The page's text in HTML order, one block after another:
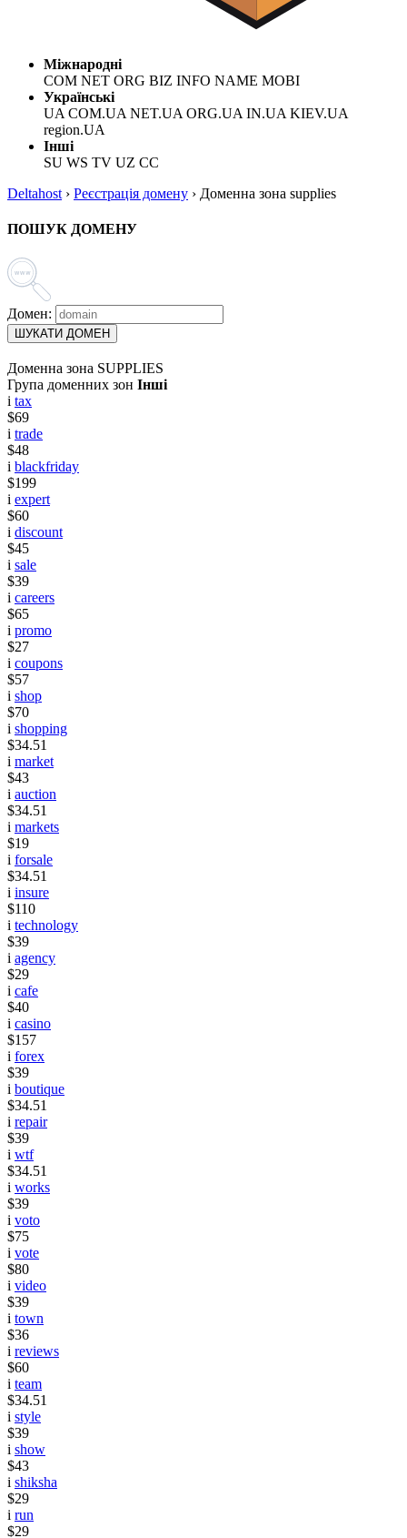
Міжнародні
COM NET ORG BIZ INFO NAME MOBI
Українські
UA COM.UA NET.UA ORG.UA IN.UA KIEV.UA
region.UA
Інші
SU WS TV UZ CC
Deltahost › Реєстрація домену › Доменна зона supplies
ПОШУК ДОМЕНУ
Домен:
ШУКАТИ ДОМЕН
Доменна зона SUPPLIES
Група доменних зон Інші
i tax
$69
i trade
$48
i blackfriday
$199
i expert
$60
i discount
$45
i sale
$39
i careers
$65
i promo
$27
i coupons
$57
i shop
$70
i shopping
$34.51
i market
$43
i auction
$34.51
i markets
$19
i forsale
$34.51
i insure
$110
i technology
$39
i agency
$29
i cafe
$40
i casino
$157
i forex
$39
i boutique
$34.51
i repair
$39
i wtf
$34.51
i works
$39
i voto
$75
i vote
$80
i video
$39
i town
$36
i reviews
$60
i team
$34.51
i style
$39
i show
$43
i shiksha
$29
i run
$29